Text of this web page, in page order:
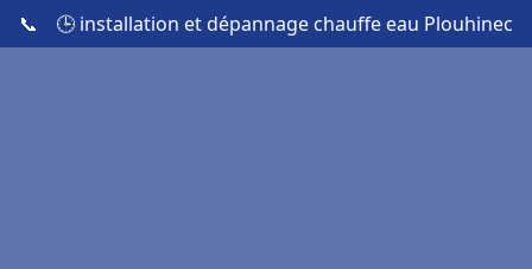
📞 🕒 installation et dépannage chauffe eau Plouhinec